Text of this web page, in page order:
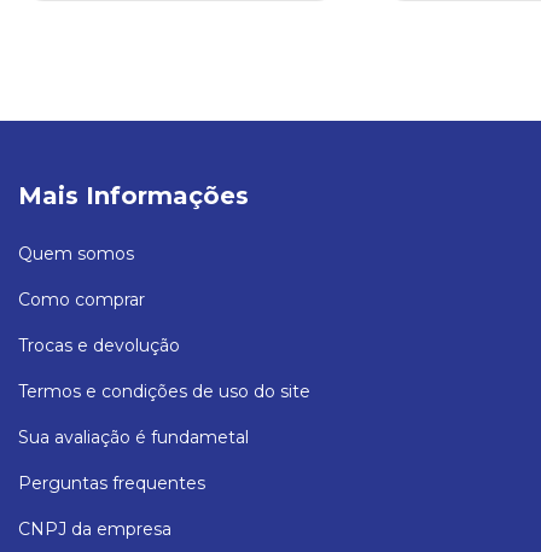
Mais Informações
Quem somos
Como comprar
Trocas e devolução
Termos e condições de uso do site
Sua avaliação é fundametal
Perguntas frequentes
CNPJ da empresa